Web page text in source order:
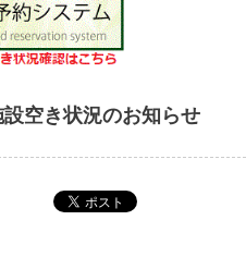
設空き状況のお知らせ